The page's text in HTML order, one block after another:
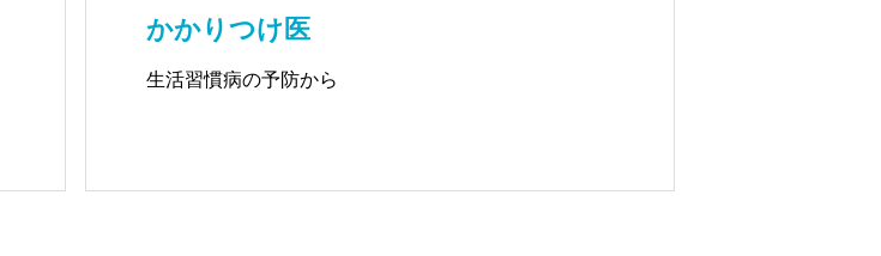
かかりつけ医
生活習慣病の予防から